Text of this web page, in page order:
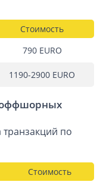
Стоимость
790 EURО
1190-2900 EURО
оффшорных
транзакций по
Стоимость